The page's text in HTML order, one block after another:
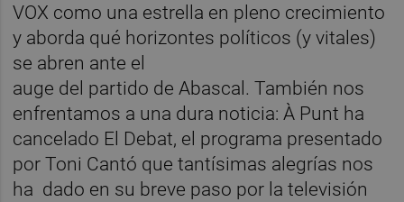
VOX como una estrella en pleno crecimiento
y aborda qué horizontes políticos (y vitales)
se abren ante el
auge del partido de Abascal. También nos
enfrentamos a una dura noticia: À Punt ha
cancelado El Debat, el programa presentado
por Toni Cantó que tantísimas alegrías nos
ha dado en su breve paso por la televisión